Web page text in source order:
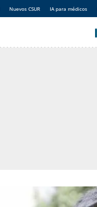
Nuevos CSUR IA para médicos